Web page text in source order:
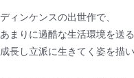
ディンケンスの出世作で、
あまりに過酷な生活環境を送
成長し立派に生きてく姿を描い